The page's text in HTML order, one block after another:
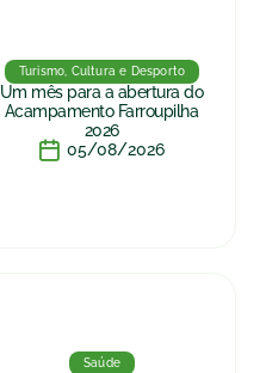
Turismo, Cultura e Desporto
Um mês para a abertura do
Acampamento Farroupilha
2026
05/08/2026
Saúde